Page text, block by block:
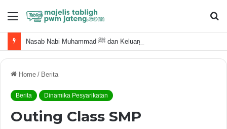
Menu
Nasab Nabi Muhammad ﷺ dan Keluarga Terdekat
Home / Berita
Berita Dinamika Pesyarikatan
Outing Class SMP